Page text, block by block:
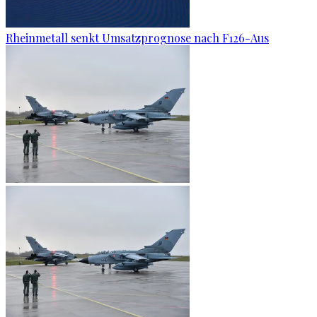
Rheinmetall senkt Umsatzprognose nach F126-Aus